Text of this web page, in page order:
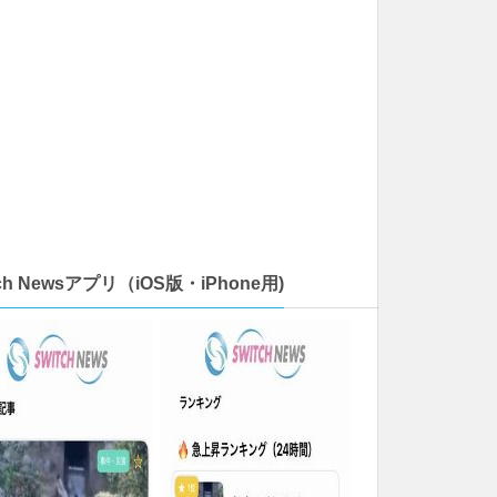
Newsアプリ（iOS版・iPhone用)